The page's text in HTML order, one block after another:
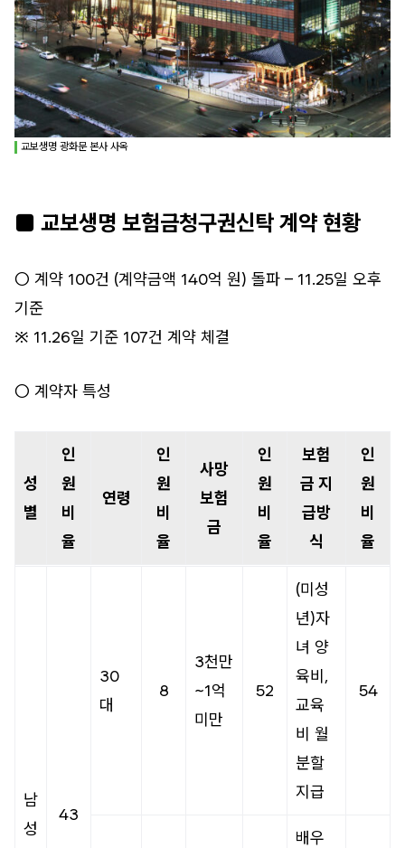
교보생명 광화문 본사 사옥
■ 교보생명 보험금청구권신탁 계약 현황
○ 계약 100건 (계약금액 140억 원) 돌파 – 11.25일 오후
기준
※ 11.26일 기준 107건 계약 체결
○ 계약자 특성
성
별
인
원
비
율
연령
인
원
비
율
사망
보험
금
인
원
비
율
보험
금 지
급방
식
인
원
비
율
남
성
43
30
대
8
3천만
~1억
미만
52
(미성
년)자
녀 양
육비,
교육
비 월
분할
지급
54
배우